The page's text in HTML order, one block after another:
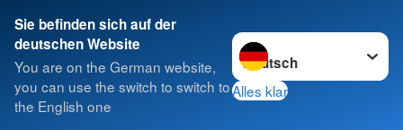
Sie befinden sich auf der
deutschen Website
You are on the German website,
you can use the switch to switch to
the English one
Sprache wechseln zu
Alles klar